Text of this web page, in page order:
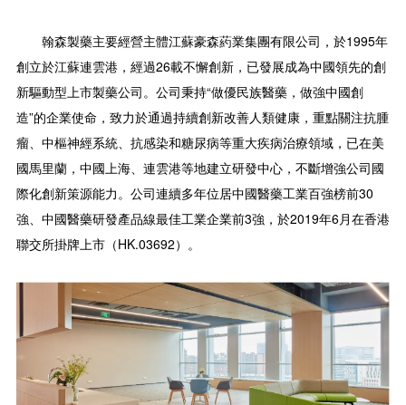
翰森製藥主要經營主體江蘇豪森葯業集團有限公司，於1995年
創立於江蘇連雲港，經過26載不懈創新，已發展成為中國領先的創
新驅動型上市製藥公司。公司秉持“做優民族醫藥，做強中國創
造”的企業使命，致力於通過持續創新改善人類健康，重點關注抗腫
瘤、中樞神經系統、抗感染和糖尿病等重大疾病治療領域，已在美
國馬里蘭，中國上海、連雲港等地建立研發中心，不斷增強公司國
際化創新策源能力。公司連續多年位居中國醫藥工業百強榜前30
強、中國醫藥研發產品線最佳工業企業前3強，於2019年6月在香港
聯交所掛牌上市（HK.03692）。